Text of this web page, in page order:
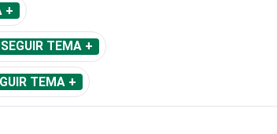
+
SEGUIR TEMA +
TEMA +